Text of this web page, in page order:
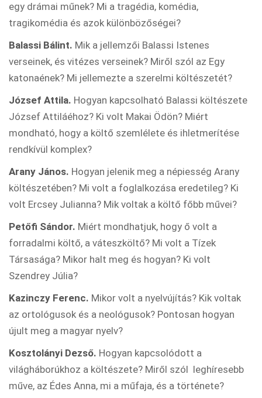
egy drámai műnek? Mi a tragédia, komédia,
tragikomédia és azok különbözőségei?
Balassi Bálint. Mik a jellemzői Balassi Istenes
verseinek, és vitézes verseinek? Miről szól az Egy
katonaének? Mi jellemezte a szerelmi költészetét?
József Attila. Hogyan kapcsolható Balassi költészete
József Attiláéhoz? Ki volt Makai Ödön? Miért
mondható, hogy a költő szemlélete és ihletmerítése
rendkívül komplex?
Arany János. Hogyan jelenik meg a népiesség Arany
költészetében? Mi volt a foglalkozása eredetileg? Ki
volt Ercsey Julianna? Mik voltak a költő főbb művei?
Petőfi Sándor. Miért mondhatjuk, hogy ő volt a
forradalmi költő, a váteszköltő? Mi volt a Tízek
Társasága? Mikor halt meg és hogyan? Ki volt
Szendrey Júlia?
Kazinczy Ferenc. Mikor volt a nyelvújítás? Kik voltak
az ortológusok és a neológusok? Pontosan hogyan
újult meg a magyar nyelv?
Kosztolányi Dezső. Hogyan kapcsolódott a
világháborúkhoz a költészete? Miről szól leghíresebb
műve, az Édes Anna, mi a műfaja, és a története?